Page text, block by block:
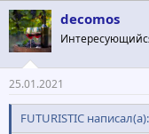
ц
и
и
:
decomos
25.01.2021
FUTURISTIC написал(а):